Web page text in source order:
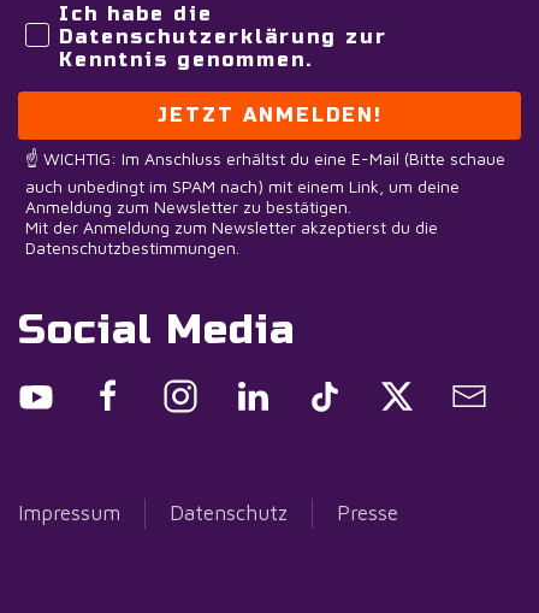
Ich habe die
Datenschutzerklärung zur
Kenntnis genommen.
JETZT ANMELDEN!
☝️ WICHTIG: Im Anschluss erhältst du eine E-Mail (Bitte schaue
auch unbedingt im SPAM nach) mit einem Link, um deine
Anmeldung zum Newsletter zu bestätigen.
Mit der Anmeldung zum Newsletter akzeptierst du die
Datenschutzbestimmungen.
Social Media
Impressum Datenschutz Presse